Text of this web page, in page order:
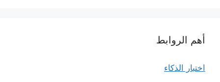
أهم الروابط
اختبار الذكاء